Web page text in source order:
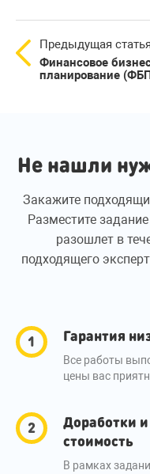
Предыдущая статья
Финансовое
планирование
Не нашли
Закажите
Разместите
разошлет в
подходящего
Гарантия
Все работы
цены вас
Доработки
стоимость
В рамках